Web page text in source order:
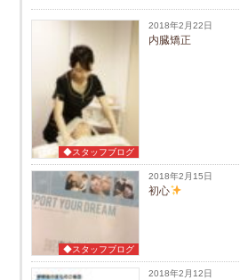
◆スタッフブログ
2018年2月22日
内臓矯正
◆スタッフブログ
2018年2月15日
初心
2018年2月12日